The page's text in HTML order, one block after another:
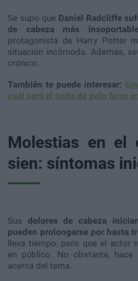
Se supo que Daniel Radcliffe
de cabeza más
protagonista de Harry Potter
situación incómoda. Además,
crónico.
También te puede interesar:
cuál será el corte de pelo furor
Molestias en el
sien: síntomas
Sus dolores de cabeza
pueden prolongarse por hasta
lleva tiempo, pero que el actor
en público. No obstante, hace
acerca del tema.